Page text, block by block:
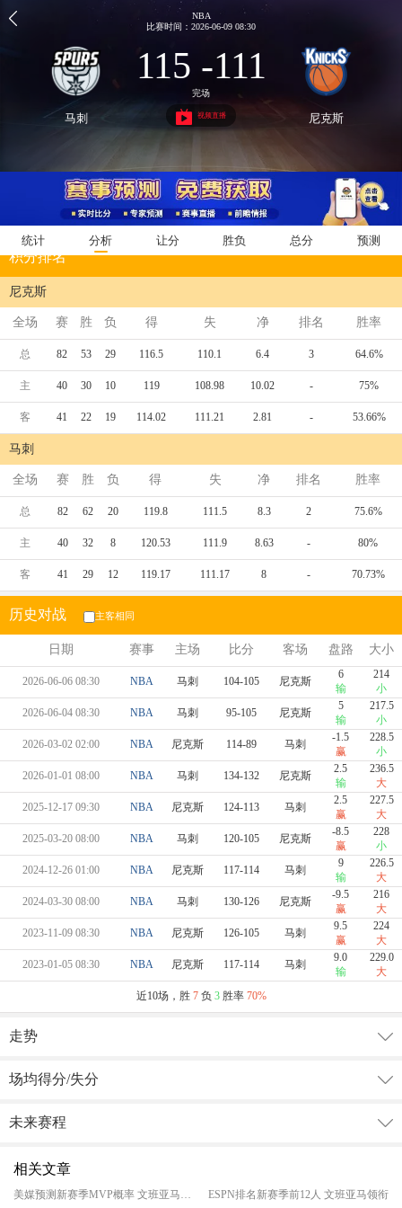
NBA
比赛时间：2026-06-09 08:30
马刺
115 -111
完场
视频直播 尼克斯
统计 分析 让分 胜负 总分 预测
积分排名
尼克斯
全场 赛 胜 负 得 失 净 排名 胜率
总 82 53 29 116.5 110.1 6.4 3 64.6%
主 40 30 10 119 108.98 10.02 - 75%
客 41 22 19 114.02 111.21 2.81 - 53.66%
马刺
全场 赛 胜 负 得 失 净 排名 胜率
总 82 62 20 119.8 111.5 8.3 2 75.6%
主 40 32 8 120.53 111.9 8.63 - 80%
客 41 29 12 119.17 111.17 8 - 70.73%
历史对战 主客相同
日期 赛事 主场 比分 客场 盘路 大小
2026-06-06 08:30 NBA 马刺 104-105 尼克斯
6
输
214
小
2026-06-04 08:30
NBA 马刺 95-105 尼克斯
5
输
217.5
小
2026-03-02 02:00
NBA 尼克斯 114-89 马刺
-1.5
赢
228.5
小
2026-01-01 08:00
NBA 马刺 134-132 尼克斯
2.5
输
236.5
大
2025-12-17 09:30
NBA 尼克斯 124-113 马刺
2.5
赢
227.5
大
2025-03-20 08:00
NBA 马刺 120-105 尼克斯
-8.5
赢
228
小
2024-12-26 01:00
NBA 尼克斯 117-114 马刺
9
输
226.5
大
2024-03-30 08:00
NBA 马刺 130-126 尼克斯
-9.5
赢
216
大
2023-11-09 08:30
NBA 尼克斯 126-105 马刺
9.5
赢
224
大
2023-01-05 08:30
NBA 尼克斯 117-114 马刺
9.0
输
229.0
大
近10场，胜 7负 3胜率 70%
走势
场均得分/失分
未来赛程
相关文章
ESPN排名新赛季前12人 文班亚马领衔